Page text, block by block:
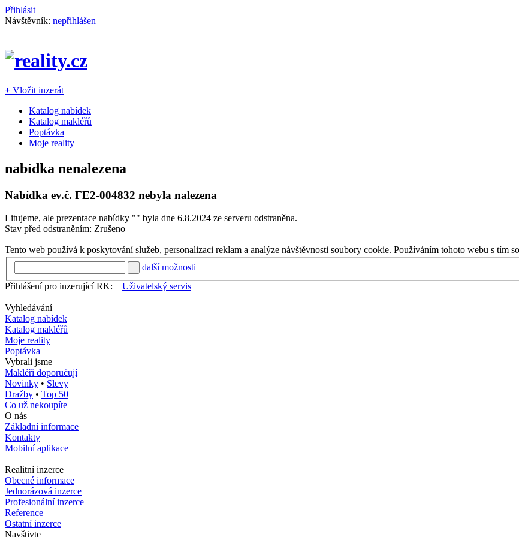
Přihlásit
Návštěvník: nepřihlášen
+ Vložit inzerát
Katalog nabídek
Katalog makléřů
Poptávka
Moje reality
nabídka nenalezena
Nabídka ev.č. FE2-004832 nebyla nalezena
Litujeme, ale prezentace nabídky "" byla dne 6.8.2024 ze serveru odstraněna.
Stav před odstraněním: Zrušeno
Tento web používá k poskytování služeb, personalizaci reklam a analýze návštěvnosti soubory cookie. Používáním tohoto webu s tím
další možnosti
Přihlášení pro inzerující RK:
Uživatelský servis
Vyhledávání
Katalog nabídek
Katalog makléřů
Moje reality
Poptávka
Vybrali jsme
Makléři doporučují
Novinky • Slevy
Dražby • Top 50
Co už nekoupíte
O nás
Základní informace
Kontakty
Mobilní aplikace
Realitní inzerce
Obecné informace
Jednorázová inzerce
Profesionální inzerce
Reference
Ostatní inzerce
Navštivte